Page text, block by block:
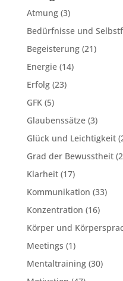
Atmung(3)
Bedürfnisse und
Begeisterung(21)
Energie(14)
Erfolg(23)
GFK(5)
Glaubenssätze(3)
Glück und Leichtigkeit
Grad der Bewusstheit
Klarheit(17)
Kommunikation (33)
Konzentration (16)
Körper und
Meetings (1)
Mentaltraining(30)